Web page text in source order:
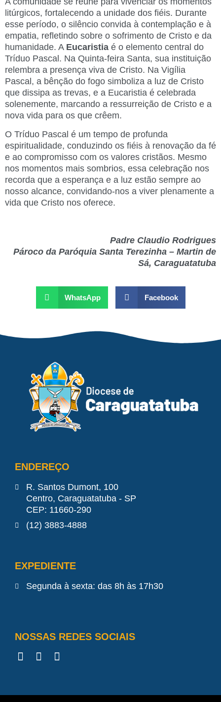
litúrgicos, fortalecendo a unidade dos fiéis. Durante
esse período, o silêncio convida à contemplação e à
empatia, refletindo sobre o sofrimento de Cristo e da
humanidade. A Eucaristia é o elemento central do
Tríduo Pascal. Na Quinta-feira Santa, sua instituição
relembra a presença viva de Cristo. Na Vigília
Pascal, a bênção do fogo simboliza a luz de Cristo
que dissipa as trevas, e a Eucaristia é celebrada
solenemente, marcando a ressurreição de Cristo e a
nova vida para os que crêem.
O Tríduo Pascal é um tempo de profunda
espiritualidade, conduzindo os fiéis à renovação da fé
e ao compromisso com os valores cristãos. Mesmo
nos momentos mais sombrios, essa celebração nos
recorda que a esperança e a luz estão sempre ao
nosso alcance, convidando-nos a viver plenamente a
vida que Cristo nos oferece.
Padre Claudio Rodrigues
Pároco da Paróquia Santa Terezinha – Martin de
Sá, Caraguatatuba
WhatsApp Facebook
ENDEREÇO
R. Santos Dumont, 100
Centro, Caraguatatuba - SP
CEP: 11660-290
(12) 3883-4888
EXPEDIENTE
Segunda à sexta: das 8h às 17h30
NOSSAS REDES SOCIAIS